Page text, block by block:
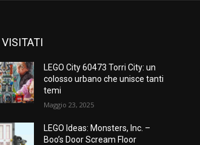
VISITATI
LEGO City 60473 Torri City: un
colosso urbano che unisce tanti
temi
Maggio 23, 2025
LEGO Ideas: Monsters, Inc. –
Boo’s Door Scream Floor